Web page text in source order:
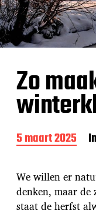
Zo
B
e
i
c
h
t
5 maart 2025 In
We willen er
denken, maar
staat de herfst